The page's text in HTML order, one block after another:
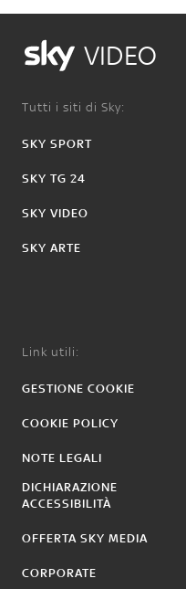
VIDEO
Tutti i siti di Sky:
SKY SPORT
SKY TG 24
SKY VIDEO
SKY ARTE
Link utili:
GESTIONE COOKIE
COOKIE POLICY
NOTE LEGALI
DICHIARAZIONE
ACCESSIBILITÀ
OFFERTA SKY MEDIA
CORPORATE